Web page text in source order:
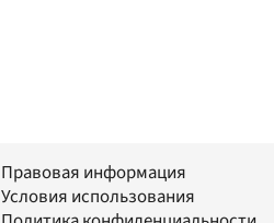
Правовая информация
Условия использования